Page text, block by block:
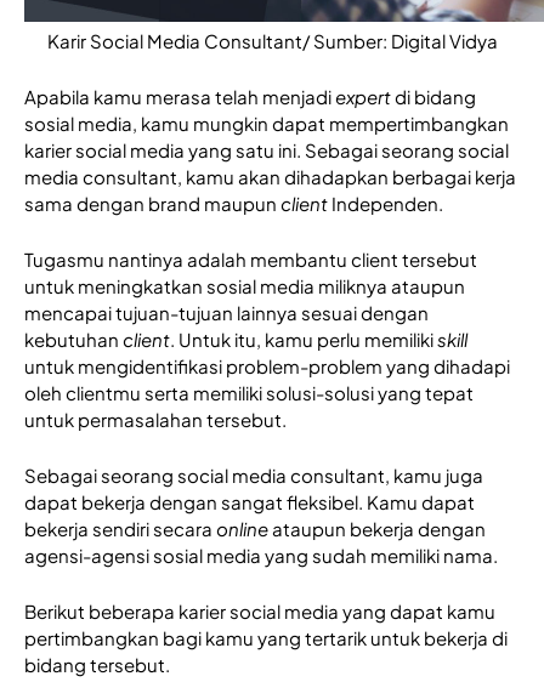
Karir Social Media Consultant/ Sumber: Digital Vidya
Apabila kamu merasa telah menjadi expert di bidang
sosial media, kamu mungkin dapat mempertimbangkan
karier social media yang satu ini. Sebagai seorang social
media consultant, kamu akan dihadapkan berbagai kerja
sama dengan brand maupun client Independen.
Tugasmu nantinya adalah membantu client tersebut
untuk meningkatkan sosial media miliknya ataupun
mencapai tujuan-tujuan lainnya sesuai dengan
kebutuhan client. Untuk itu, kamu perlu memiliki skill
untuk mengidentifikasi problem-problem yang dihadapi
oleh clientmu serta memiliki solusi-solusi yang tepat
untuk permasalahan tersebut.
Sebagai seorang social media consultant, kamu juga
dapat bekerja dengan sangat fleksibel. Kamu dapat
bekerja sendiri secara online ataupun bekerja dengan
agensi-agensi sosial media yang sudah memiliki nama.
Berikut beberapa karier social media yang dapat kamu
pertimbangkan bagi kamu yang tertarik untuk bekerja di
bidang tersebut.